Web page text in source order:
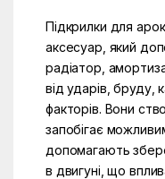
Підкрилки для
аксесуар, який
радіатор,
від ударів, бруду,
факторів. Вони
запобігає
допомагають
в двигуні, що